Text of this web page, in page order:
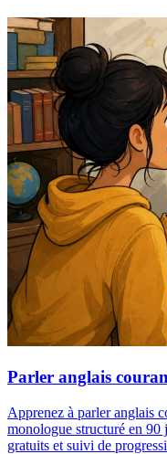
Parler anglais
Apprenez à parler anglais
monologue structuré en
gratuits et suivi de